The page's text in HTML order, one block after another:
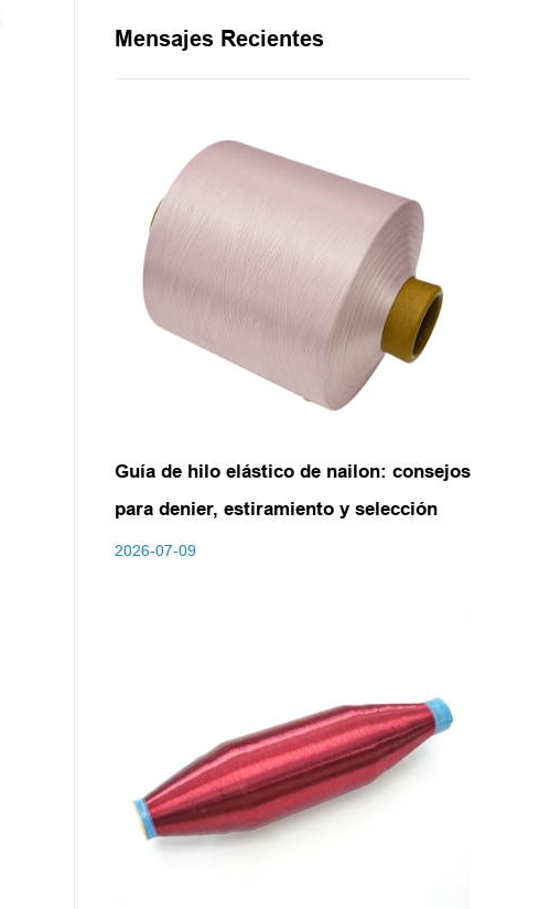
Mensajes Recientes
Guía de hilo elástico de nailon: consejos
para denier, estiramiento y selección
2026-07-09